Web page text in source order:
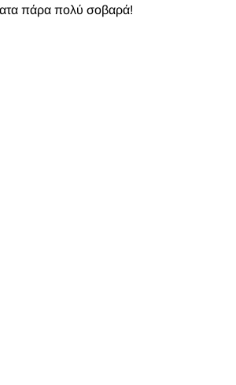
πάρα πολύ σοβαρά!